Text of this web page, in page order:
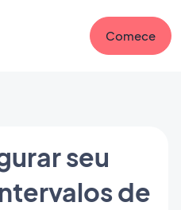
Comece
seu
de